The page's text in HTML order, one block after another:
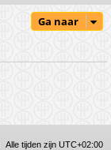
Ga naar
Alle tijden zijn UTC+02:00